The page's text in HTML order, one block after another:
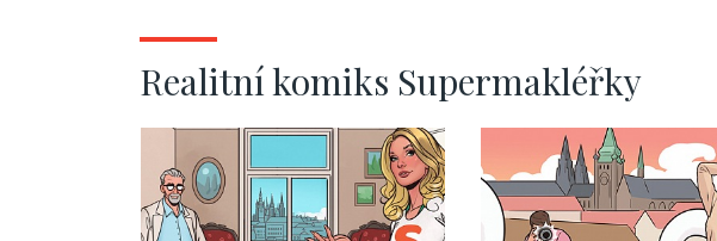
Realitní komiks Supermakléřky